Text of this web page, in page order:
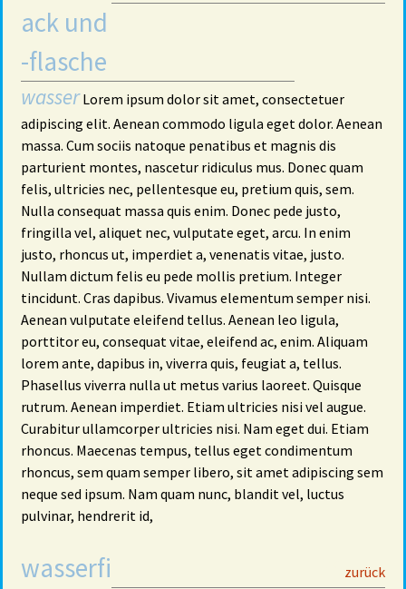
ack und
-flasche
wasserLorem ipsum dolor sit amet, consectetuer
adipiscing elit. Aenean commodo ligula eget dolor. Aenean
massa. Cum sociis natoque penatibus et magnis dis
parturient montes, nascetur ridiculus mus. Donec quam
felis, ultricies nec, pellentesque eu, pretium quis, sem.
Nulla consequat massa quis enim. Donec pede justo,
fringilla vel, aliquet nec, vulputate eget, arcu. In enim
justo, rhoncus ut, imperdiet a, venenatis vitae, justo.
Nullam dictum felis eu pede mollis pretium. Integer
tincidunt. Cras dapibus. Vivamus elementum semper nisi.
Aenean vulputate eleifend tellus. Aenean leo ligula,
porttitor eu, consequat vitae, eleifend ac, enim. Aliquam
lorem ante, dapibus in, viverra quis, feugiat a, tellus.
Phasellus viverra nulla ut metus varius laoreet. Quisque
rutrum. Aenean imperdiet. Etiam ultricies nisi vel augue.
Curabitur ullamcorper ultricies nisi. Nam eget dui. Etiam
rhoncus. Maecenas tempus, tellus eget condimentum
rhoncus, sem quam semper libero, sit amet adipiscing sem
neque sed ipsum. Nam quam nunc, blandit vel, luctus
pulvinar, hendrerit id,
zurück
wasserfi